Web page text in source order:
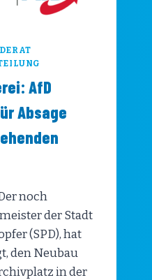
AfD
Absage
noch
der Stadt
(SPD), hat
den Neubau
in der